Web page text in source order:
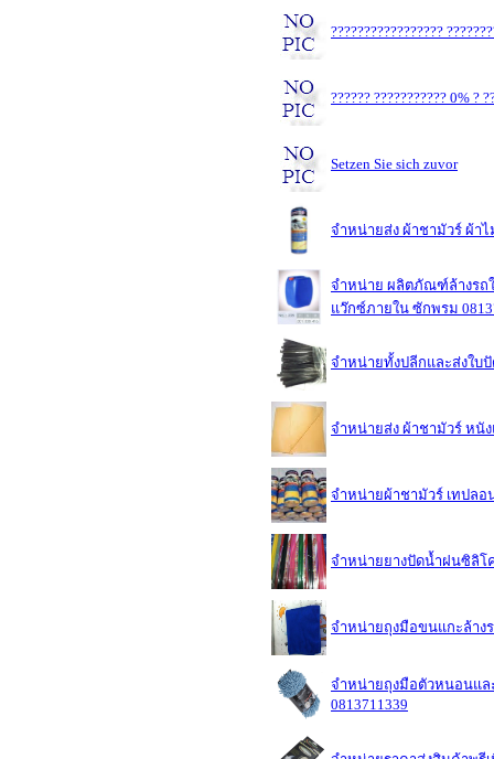
?????????????????
?????? ??????????? 0% ?
Setzen Sie sich zuvor
จำหน่ายส่ง ผ้าชามัวร์ ผ้าไ
จำหน่าย ผลิตภัณฑ์ล้างรถ
แว๊กซ์ภายใน ซักพรม
จำหน่ายทั้งปลีกและส่งใบ
จำหน่ายส่ง ผ้าชามัวร์ หนัง
จำหน่ายผ้าชามัวร์ เทปลอ
จำหน่ายยางปัดน้ำฝนซิลิโ
จำหน่ายถุงมือขนแกะล้าง
จำหน่ายถุงมือตัวหนอนแล
0813711339